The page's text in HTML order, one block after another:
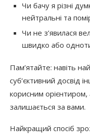
Чи бачу я різні
нейтральні та
Чи не з’явилася
швидко або
Пам’ятайте: навіть
суб’єктивний досвід
корисним
залишається за вами.
Найкращий спосіб